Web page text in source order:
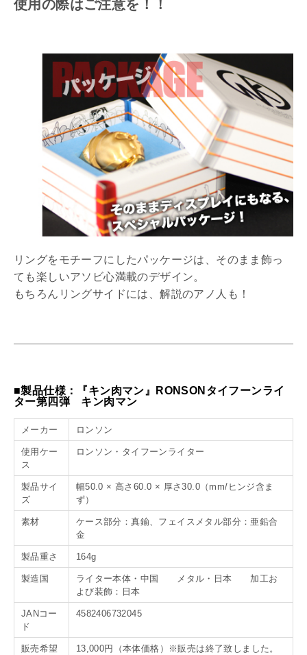
使用の際はご注意を！！
リングをモチーフにしたパッケージは、そのまま飾っ
ても楽しいアソビ心満載のデザイン。
もちろんリングサイドには、解説のアノ人も！
■製品仕様：『キン肉マン』RONSONタイフーンライ
ター第四弾 キン肉マン
メーカー ロンソン
使用ケー
ス
ロンソン・タイフーンライター
製品サイ
ズ
幅50.0 × 高さ60.0 × 厚さ30.0（mm/ヒンジ含ま
ず）
素材
ケース部分：真鍮、フェイスメタル部分：亜鉛合
金
製品重さ 164g
製造国
ライター本体・中国 メタル・日本 加工お
よび装飾：日本
JANコー
ド
4582406732045
販売希望
13,000円（本体価格）※販売は終了致しました。